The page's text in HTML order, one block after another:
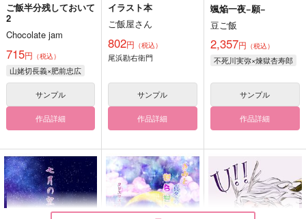
ご飯半分残しておいて
2
Chocolate jam
715円 （税込）
山姥切長義×肥前忠広
サンプル
作品詳細
イラスト本
ご飯屋さん
802円 （税込）
尾浜勘右衛門
サンプル
作品詳細
颯焔一夜−願−
豆ご飯
2,357円 （税込）
不死川実弥×煉獄杏寿郎
サンプル
作品詳細